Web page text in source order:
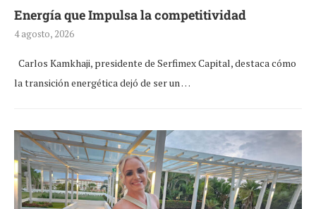
Energía que Impulsa la competitividad
4 agosto, 2026
Carlos Kamkhaji, presidente de Serfimex Capital, destaca cómo
la transición energética dejó de ser un …